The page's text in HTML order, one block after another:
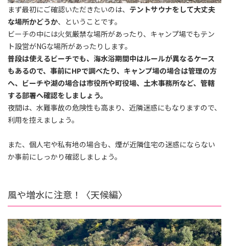
まず最初にご確認いただきたいのは、 テントサウナをして大丈夫
な場所かどうか、ということです。
ビーチの中には火気厳禁な場所があったり、キャンプ場でもテン
ト設営がNGな場所があったりします。
普段は使えるビーチでも、海水浴期間中はルールが異なるケース
もあるので、事前にHPで調べたり、キャンプ場の場合は管理の方
へ、ビーチや湖の場合は市役所や町役場、土木事務所など、管轄
する部署へ確認をしましょう。
夜間は、水難事故の危険性も高まり、近隣迷惑にもなりますので、
利用を控えましょう。
また、 個人宅や私有地の場合も、煙が近隣住宅の迷惑にならない
か事前にしっかり確認しましょう。
風や増水に注意！〈天候編〉